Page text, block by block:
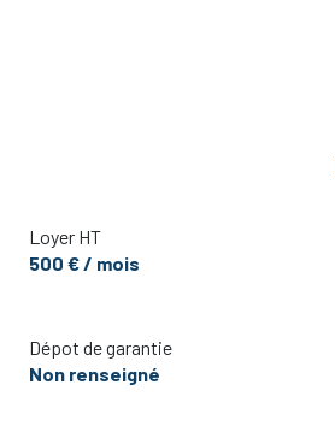
Loyer HT
500 € / mois
Dépot de garantie
Non renseigné